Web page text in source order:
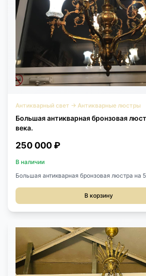
Антикварный свет → Антикварные люстры
Большая антикварная бронзовая
века.
250 000 ₽
В наличии
Большая антикварная бронзовая люстра на 5
Размер 80х120h см.
В корзину